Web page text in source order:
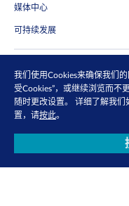
媒体中心
可持续发展
订阅电子快讯
通过电邮抢先收取市场更新、
我们使用Cookies来确保我们
受Cookies”，或继续浏览而不
随时更改设置。 详细了解我
置，请按此。